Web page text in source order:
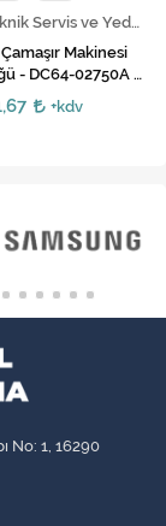
Samsung Teknik Servis ve Yedek Parça Hizmetleri
Makinesi
- DC64-02750A /
02888A
+kdv
No: 1, 16290